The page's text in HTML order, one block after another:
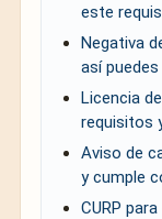
este
Negativa
así
Licencia
requisitos
Aviso de
y cumple
CURP